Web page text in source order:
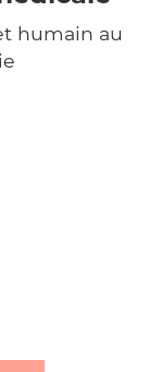
humain au